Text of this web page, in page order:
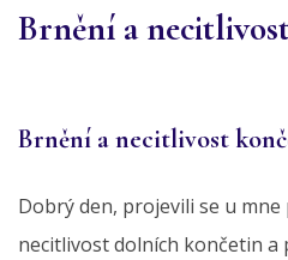
Brnění a
Brnění a necitlivost
Dobrý den, projevili se u
necitlivost dolních končetin a